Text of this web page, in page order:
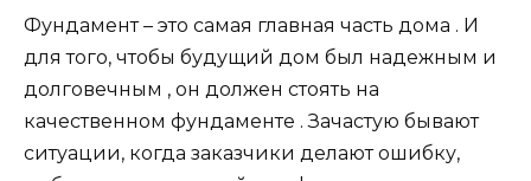
Фундамент – это самая главная часть дома . И
для того, чтобы будущий дом был надежным и
долговечным , он должен стоять на
качественном фундаменте . Зачастую бывают
ситуации, когда заказчики делают ошибку,